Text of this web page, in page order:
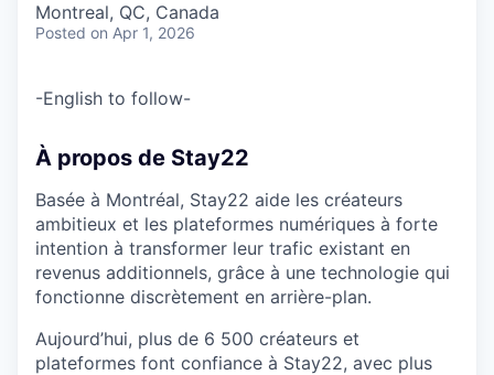
Montreal, QC, Canada
Posted on Apr 1, 2026
-English to follow-
À propos de Stay22
Basée à Montréal, Stay22 aide les créateurs
ambitieux et les plateformes numériques à forte
intention à transformer leur trafic existant en
revenus additionnels, grâce à une technologie qui
fonctionne discrètement en arrière-plan.
Aujourd’hui, plus de 6 500 créateurs et
plateformes font confiance à Stay22, avec plus